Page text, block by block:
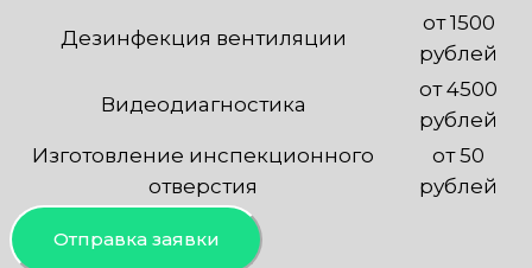
Дезинфекция вентиляции
от 1500
рублей
Видеодиагностика
от 4500
рублей
Изготовление инспекционного
отверстия
от 50
рублей
Отправка заявки